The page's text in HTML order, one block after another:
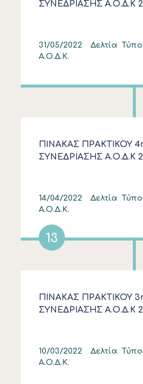
ΣΥΝΕΔΡΙΑΣΗΣ Α.Ο.Δ.Κ
31/05/2022 Δελτία
Α.Ο.Δ.Κ.
ΠΙΝΑΚΑΣ ΠΡΑΚΤΙΚΟΥ
ΣΥΝΕΔΡΙΑΣΗΣ Α.Ο.Δ.Κ
14/04/2022 Δελτία
Α.Ο.Δ.Κ.
13
ΠΙΝΑΚΑΣ ΠΡΑΚΤΙΚΟΥ
ΣΥΝΕΔΡΙΑΣΗΣ Α.Ο.Δ.Κ
10/03/2022 Δελτία
Α.Ο.Δ.Κ.